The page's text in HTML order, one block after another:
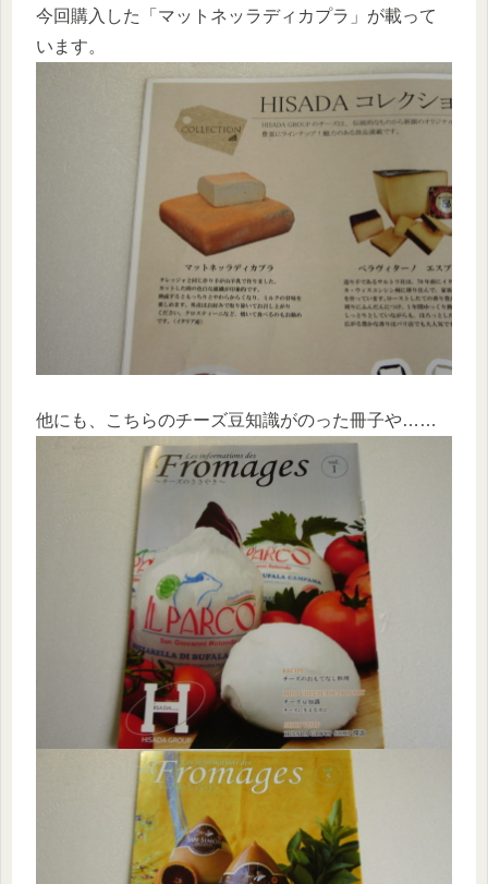
今回購入した「マットネッラディカプラ」が載って
います。
他にも、こちらのチーズ豆知識がのった冊子や……